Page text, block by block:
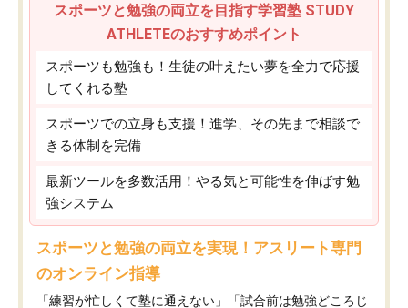
スポーツと勉強の両立を目指す学習塾 STUDY
ATHLETEのおすすめポイント
スポーツも勉強も！生徒の叶えたい夢を全力で応援
してくれる塾
スポーツでの立身も支援！進学、その先まで相談で
きる体制を完備
最新ツールを多数活用！やる気と可能性を伸ばす勉
強システム
スポーツと勉強の両立を実現！アスリート専門
のオンライン指導
「練習が忙しくて塾に通えない」「試合前は勉強どころじ